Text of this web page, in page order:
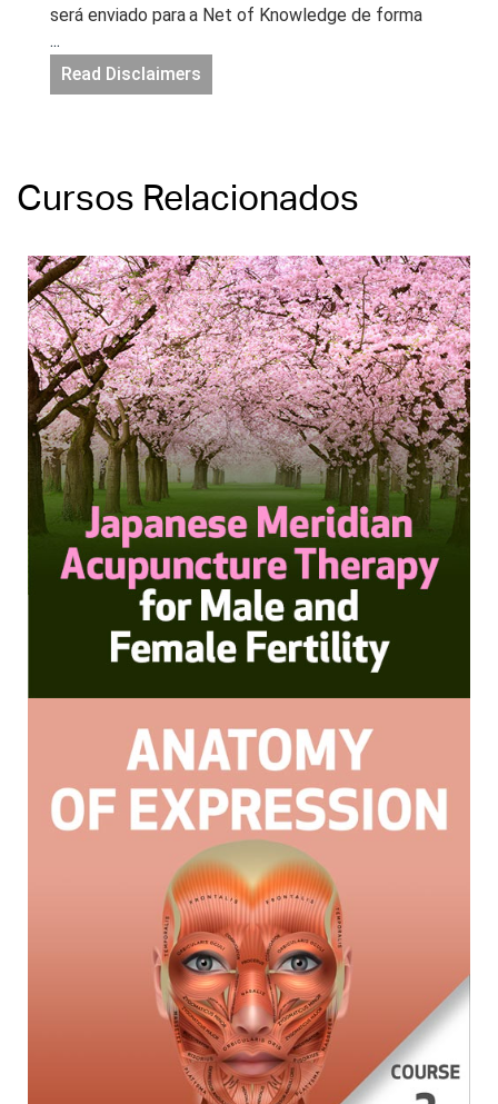
será enviado para a Net of Knowledge de forma
segura e você terá acesso instantâneo ao seu
curso. Se você ainda não possui uma conta no site
Net of Knowledge, uma conta será criada para
comece a aprender!
Acesso Ilimitado & CEUs
Você terá acesso ilimitado a este curso enquanto
ele estiver disponível na Net of Knowledge, para
que você continue aprendendo e possa revisá-lo
ao longo dos anos.
Você tem 1 ano a contar da data da compra para
completar os requisitos dos CEUs. Neste período,
você deverá assistir o treinamento e completar
quaisquer documentos necessários para obter seu
certificado. Você também deverá imprimir e salvar
seu certificado para seus próprios registros.
Política de Cancelamento
Favor observar que não oferecemos reembolso
para nossos webinários/cursos online gravados
Observação
Esta gravação está disponível apenas no formato
online; você não receberá um DVD ou cópia física
da gravação – ela está disponível para você
assistir como um curso através de sua conta.
...
Read Disclaimers
Cursos Relacionados